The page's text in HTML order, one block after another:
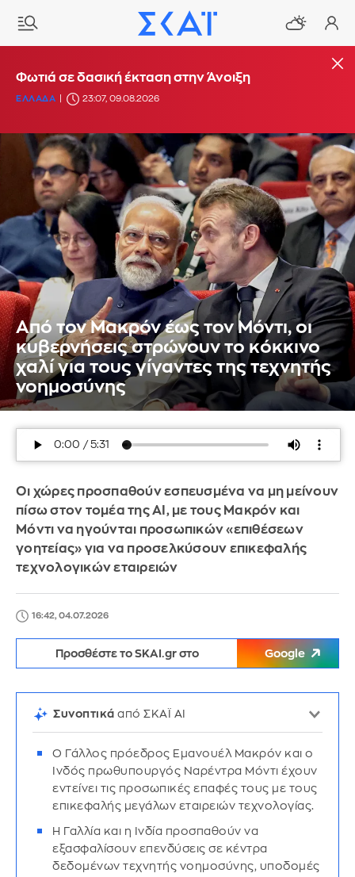
Φωτιά σε δασική έκταση στην Άνοιξη
ΕΛΛΑΔΑ 23:07, 09.08.2026
Από τον Μακρόν έως τον Μόντι, οι
κυβερνήσεις στρώνουν το κόκκινο
χαλί για τους γίγαντες της τεχνητής
νοημοσύνης
Οι χώρες προσπαθούν εσπευσμένα να μη μείνουν
πίσω στον τομέα της AI, με τους Μακρόν και
Μόντι να ηγούνται προσωπικών «επιθέσεων
γοητείας» για να προσελκύσουν επικεφαλής
τεχνολογικών εταιρειών
16:42, 04.07.2026
Προσθέστε το SKAI.gr στο Google
Συνοπτικά από ΣΚΑΪ AI
Ο Γάλλος πρόεδρος Εμανουέλ Μακρόν και ο
Ινδός πρωθυπουργός Ναρέντρα Μόντι έχουν
εντείνει τις προσωπικές επαφές τους με τους
επικεφαλής μεγάλων εταιρειών τεχνολογίας.
Η Γαλλία και η Ινδία προσπαθούν να
εξασφαλίσουν επενδύσεις σε κέντρα
δεδομένων τεχνητής νοημοσύνης, υποδομές